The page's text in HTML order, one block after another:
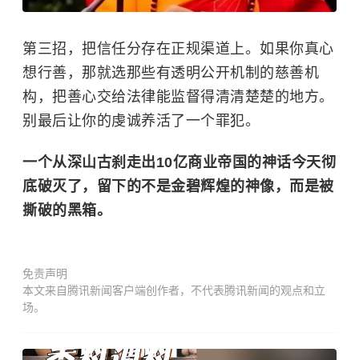
第三招，把信任分存在正规渠道上。如果你真心
想行善，那就选那些有透明公开机制的慈善机
构，把善心交给法律能监督得清清楚楚的地方。
别最后让你的虔诚养活了一个罪犯。
一个从深山古刹走出10亿商业帝国的神话今天彻
底破灭了，留下的不是金碧辉煌的神像，而是被
撕破的黑箱。
免责声明
本文来自腾讯新闻客户端创作者，不代表腾讯新闻的观点和立
场。